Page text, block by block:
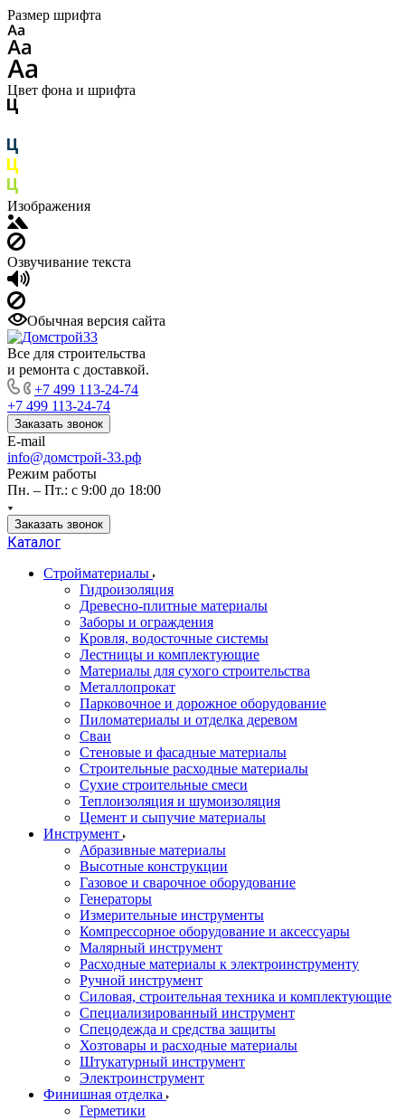
Размер шрифта
Цвет фона и шрифта
Изображения
Озвучивание текста
Обычная версия сайта
Все для строительства
и ремонта с доставкой.
+7 499 113-24-74
+7 499 113-24-74
Заказать звонок
E-mail
info@домстрой-33.рф
Режим работы
Пн. – Пт.: с 9:00 до 18:00
Заказать звонок
Каталог
Стройматериалы
Гидроизоляция
Древесно-плитные материалы
Заборы и ограждения
Кровля, водосточные системы
Лестницы и комплектующие
Материалы для сухого строительства
Металлопрокат
Парковочное и дорожное оборудование
Пиломатериалы и отделка деревом
Сваи
Стеновые и фасадные материалы
Строительные расходные материалы
Сухие строительные смеси
Теплоизоляция и шумоизоляция
Цемент и сыпучие материалы
Инструмент
Абразивные материалы
Высотные конструкции
Газовое и сварочное оборудование
Генераторы
Измерительные инструменты
Компрессорное оборудование и аксессуары
Малярный инструмент
Расходные материалы к электроинструменту
Ручной инструмент
Силовая, строительная техника и комплектующие
Специализированный инструмент
Спецодежда и средства защиты
Хозтовары и расходные материалы
Штукатурный инструмент
Электроинструмент
Финишная отделка
Герметики